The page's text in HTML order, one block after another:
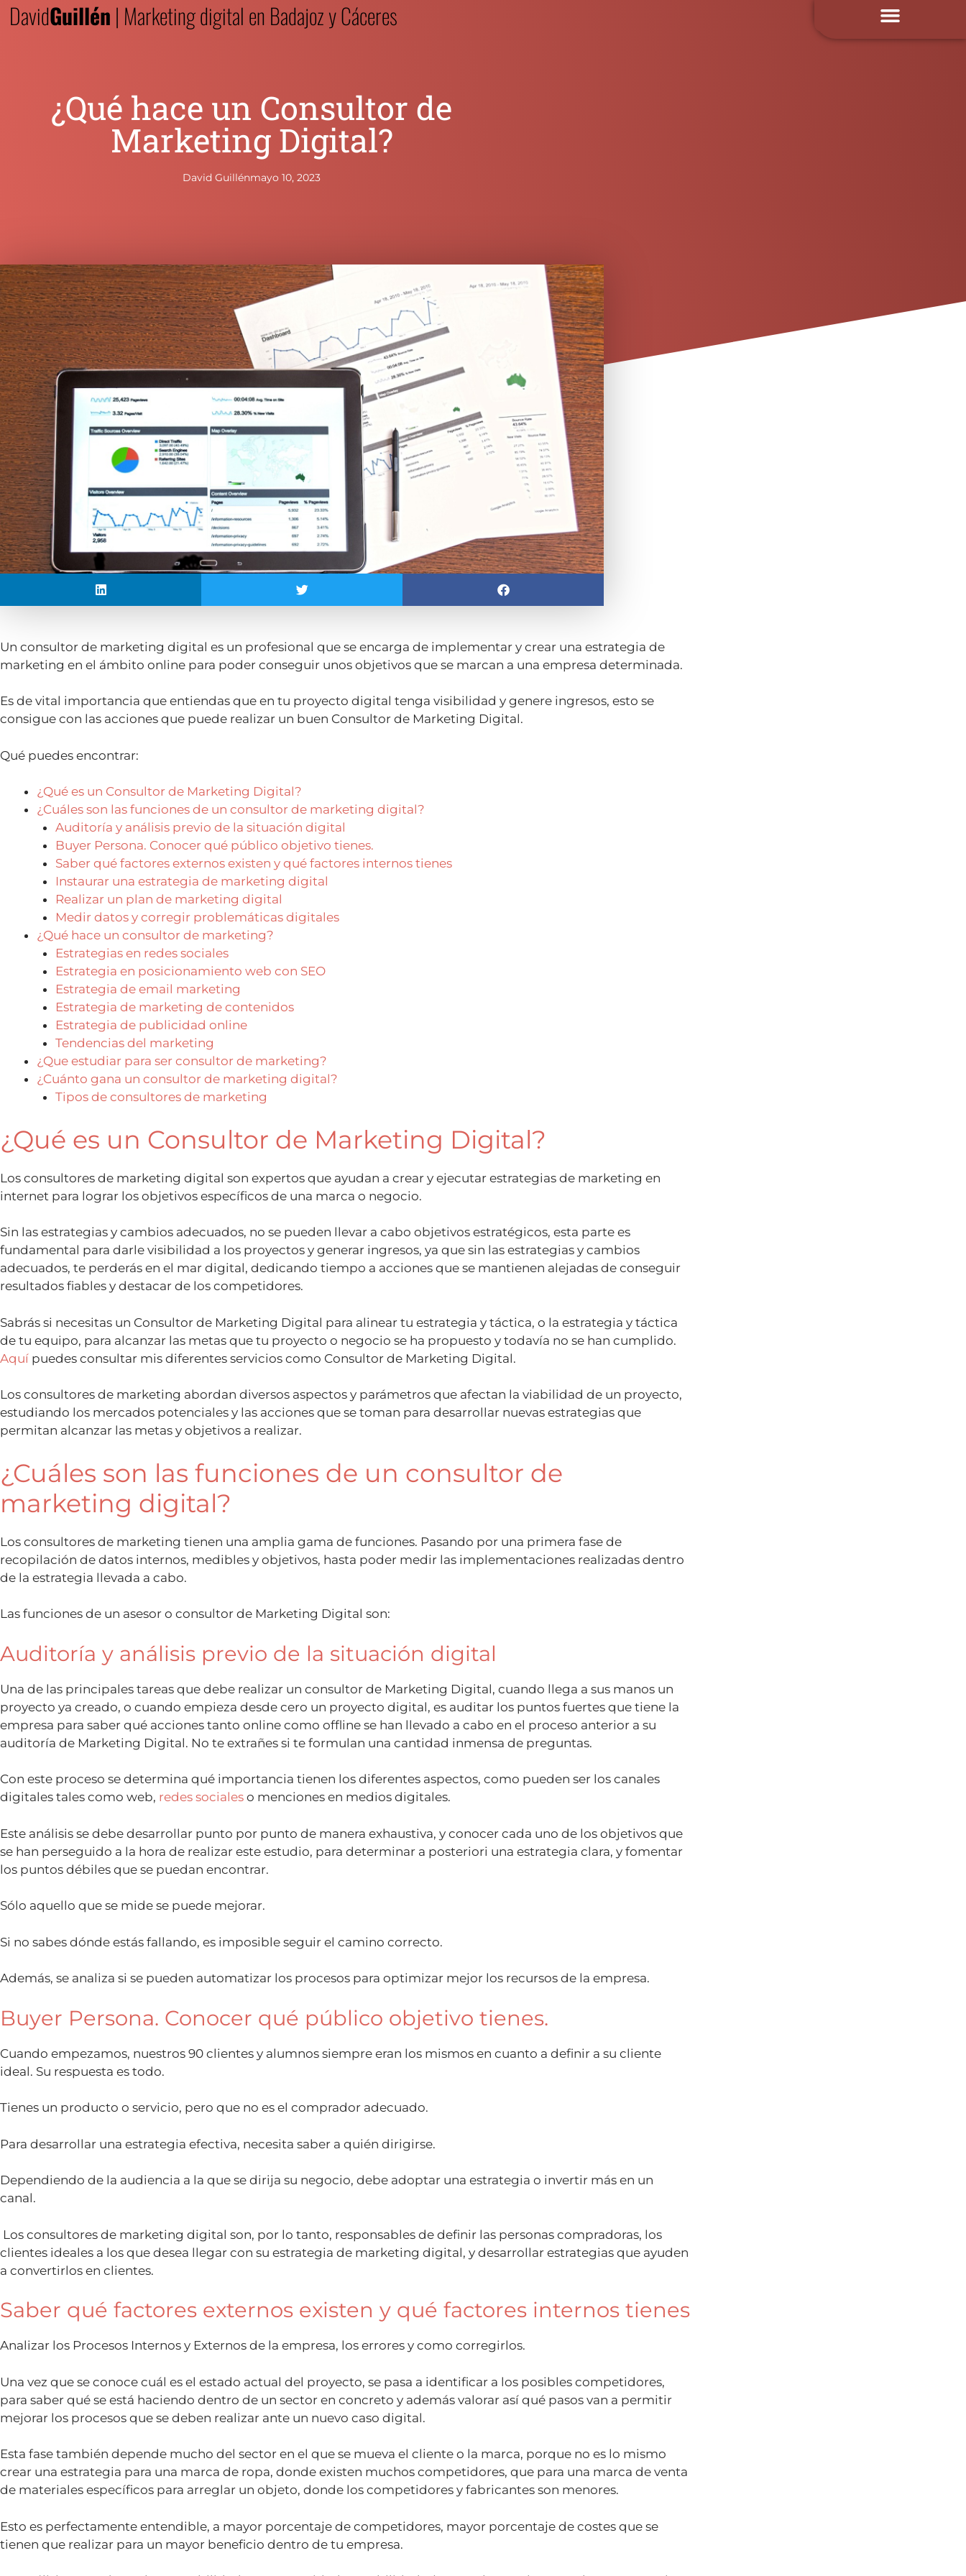
DavidGuillén | Marketing digital en Badajoz y Cáceres
¿Qué hace un Consultor de
Marketing Digital?
David Guillénmayo 10, 2023
Un consultor de marketing digital es un profesional que se encarga de implementar y crear una estrategia de
marketing en el ámbito online para poder conseguir unos objetivos que se marcan a una empresa determinada.
Es de vital importancia que entiendas que en tu proyecto digital tenga visibilidad y genere ingresos, esto se
consigue con las acciones que puede realizar un buen Consultor de Marketing Digital.
Qué puedes encontrar:
¿Qué es un Consultor de Marketing Digital?
¿Cuáles son las funciones de un consultor de marketing digital?
Auditoría y análisis previo de la situación digital
Buyer Persona. Conocer qué público objetivo tienes.
Saber qué factores externos existen y qué factores internos tienes
Instaurar una estrategia de marketing digital
Realizar un plan de marketing digital
Medir datos y corregir problemáticas digitales
¿Qué hace un consultor de marketing?
Estrategias en redes sociales
Estrategia en posicionamiento web con SEO
Estrategia de email marketing
Estrategia de marketing de contenidos
Estrategia de publicidad online
Tendencias del marketing
¿Que estudiar para ser consultor de marketing?
¿Cuánto gana un consultor de marketing digital?
Tipos de consultores de marketing
¿Qué es un Consultor de Marketing Digital?
Los consultores de marketing digital son expertos que ayudan a crear y ejecutar estrategias de marketing en
internet para lograr los objetivos específicos de una marca o negocio.
Sin las estrategias y cambios adecuados, no se pueden llevar a cabo objetivos estratégicos, esta parte es
fundamental para darle visibilidad a los proyectos y generar ingresos, ya que sin las estrategias y cambios
adecuados, te perderás en el mar digital, dedicando tiempo a acciones que se mantienen alejadas de conseguir
resultados fiables y destacar de los competidores.
Sabrás si necesitas un Consultor de Marketing Digital para alinear tu estrategia y táctica, o la estrategia y táctica
de tu equipo, para alcanzar las metas que tu proyecto o negocio se ha propuesto y todavía no se han cumplido.
Aquí puedes consultar mis diferentes servicios como Consultor de Marketing Digital.
Los consultores de marketing abordan diversos aspectos y parámetros que afectan la viabilidad de un proyecto,
estudiando los mercados potenciales y las acciones que se toman para desarrollar nuevas estrategias que
permitan alcanzar las metas y objetivos a realizar.
¿Cuáles son las funciones de un consultor de
marketing digital?
Los consultores de marketing tienen una amplia gama de funciones. Pasando por una primera fase de
recopilación de datos internos, medibles y objetivos, hasta poder medir las implementaciones realizadas dentro
de la estrategia llevada a cabo.
Las funciones de un asesor o consultor de Marketing Digital son:
Auditoría y análisis previo de la situación digital
Una de las principales tareas que debe realizar un consultor de Marketing Digital, cuando llega a sus manos un
proyecto ya creado, o cuando empieza desde cero un proyecto digital, es auditar los puntos fuertes que tiene la
empresa para saber qué acciones tanto online como offline se han llevado a cabo en el proceso anterior a su
auditoría de Marketing Digital. No te extrañes si te formulan una cantidad inmensa de preguntas.
Con este proceso se determina qué importancia tienen los diferentes aspectos, como pueden ser los canales
digitales tales como web, redes sociales o menciones en medios digitales.
Este análisis se debe desarrollar punto por punto de manera exhaustiva, y conocer cada uno de los objetivos que
se han perseguido a la hora de realizar este estudio, para determinar a posteriori una estrategia clara, y fomentar
los puntos débiles que se puedan encontrar.
Sólo aquello que se mide se puede mejorar.
Si no sabes dónde estás fallando, es imposible seguir el camino correcto.
Además, se analiza si se pueden automatizar los procesos para optimizar mejor los recursos de la empresa.
Buyer Persona. Conocer qué público objetivo tienes.
Cuando empezamos, nuestros 90 clientes y alumnos siempre eran los mismos en cuanto a definir a su cliente
ideal. Su respuesta es todo.
Tienes un producto o servicio, pero que no es el comprador adecuado.
Para desarrollar una estrategia efectiva, necesita saber a quién dirigirse.
Dependiendo de la audiencia a la que se dirija su negocio, debe adoptar una estrategia o invertir más en un
canal.
Los consultores de marketing digital son, por lo tanto, responsables de definir las personas compradoras, los
clientes ideales a los que desea llegar con su estrategia de marketing digital, y desarrollar estrategias que ayuden
a convertirlos en clientes.
Saber qué factores externos existen y qué factores internos tienes
Analizar los Procesos Internos y Externos de la empresa, los errores y como corregirlos.
Una vez que se conoce cuál es el estado actual del proyecto, se pasa a identificar a los posibles competidores,
para saber qué se está haciendo dentro de un sector en concreto y además valorar así qué pasos van a permitir
mejorar los procesos que se deben realizar ante un nuevo caso digital.
Esta fase también depende mucho del sector en el que se mueva el cliente o la marca, porque no es lo mismo
crear una estrategia para una marca de ropa, donde existen muchos competidores, que para una marca de venta
de materiales específicos para arreglar un objeto, donde los competidores y fabricantes son menores.
Esto es perfectamente entendible, a mayor porcentaje de competidores, mayor porcentaje de costes que se
tienen que realizar para un mayor beneficio dentro de tu empresa.